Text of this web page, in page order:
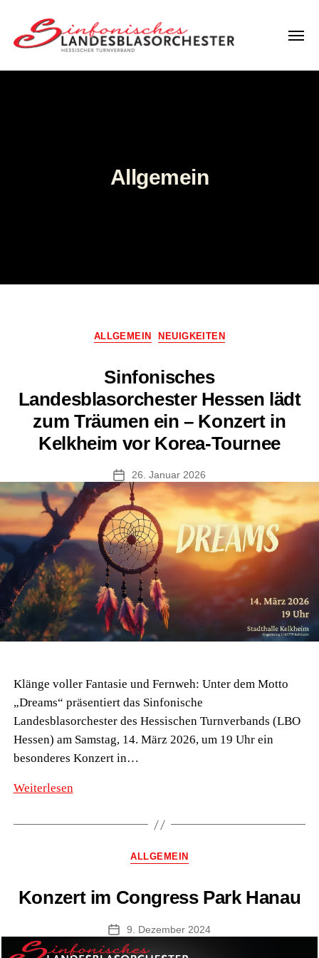
Hessen
Allgemein
Kategorien
ALLGEMEIN NEUIGKEITEN
Sinfonisches
Landesblasorchester Hessen lädt
zum Träumen ein – Konzert in
Kelkheim vor Korea-Tournee
Veröffentlichungsdatum
26. Januar 2026
Klänge voller Fantasie und Fernweh: Unter dem Motto
„Dreams“ präsentiert das Sinfonische
Landesblasorchester des Hessischen Turnverbands (LBO
Hessen) am Samstag, 14. März 2026, um 19 Uhr ein
besonderes Konzert in…
WeiterlesenSinfonisches
Hessen
ein
Konzert
in
Kategorien
ALLGEMEIN
Konzert im Congress Park Hanau
Veröffentlichungsdatum
9. Dezember 2024